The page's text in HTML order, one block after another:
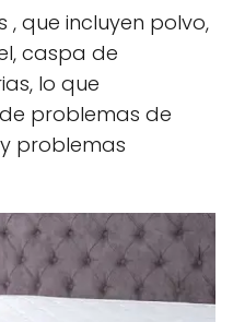
que incluyen polvo,
caspa de
lo que
problemas de
problemas